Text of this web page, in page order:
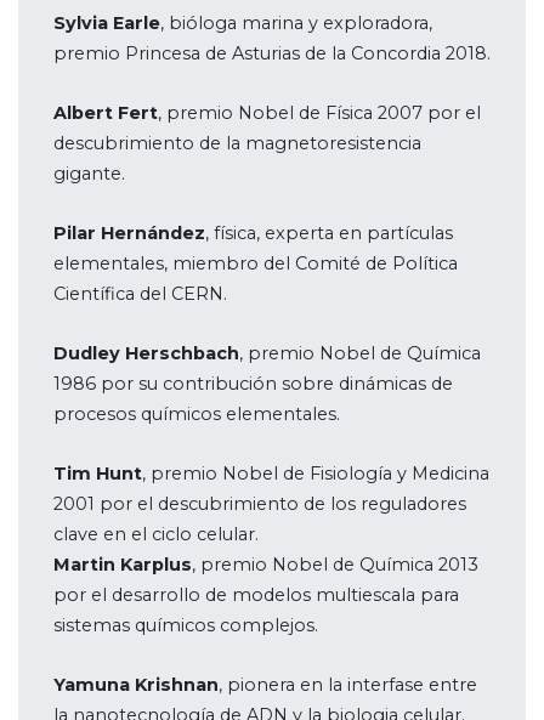
Sylvia Earle, bióloga marina y exploradora,
premio Princesa de Asturias de la Concordia 2018.
Albert Fert, premio Nobel de Física 2007 por el
descubrimiento de la magnetoresistencia
gigante.
Pilar Hernández, física, experta en partículas
elementales, miembro del Comité de Política
Científica del CERN.
Dudley Herschbach, premio Nobel de Química
1986 por su contribución sobre dinámicas de
procesos químicos elementales.
Tim Hunt, premio Nobel de Fisiología y Medicina
2001 por el descubrimiento de los reguladores
clave en el ciclo celular.
Martin Karplus, premio Nobel de Química 2013
por el desarrollo de modelos multiescala para
sistemas químicos complejos.
Yamuna Krishnan, pionera en la interfase entre
la nanotecnología de ADN y la biologia celular.